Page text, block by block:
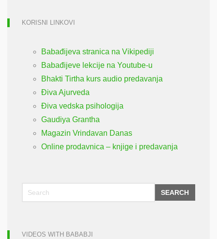
KORISNI LINKOVI
Babađijeva stranica na Vikipediji
Babađijeve lekcije na Youtube-u
Bhakti Tirtha kurs audio predavanja
Điva Ajurveda
Điva vedska psihologija
Gaudiya Grantha
Magazin Vrindavan Danas
Online prodavnica – knjige i predavanja
SEARCH
VIDEOS WITH BABABJI